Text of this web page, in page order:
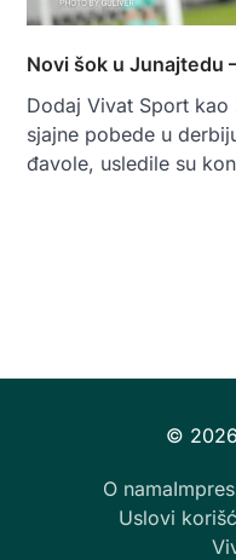
Novi šok u Junajtedu
Dodaj Vivat Sport
sjajne pobede u
đavole, usledile su
O nama
Uslovi